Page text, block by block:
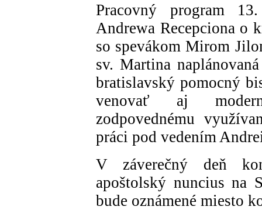
Pracovný program
Andrewa Recepciona o
so spevákom Mirom
sv. Martina
bratislavský pomocný
venovať aj
zodpovednému
práci pod vedením
V záverečný deň
apoštolský nuncius na
bude oznámené miesto